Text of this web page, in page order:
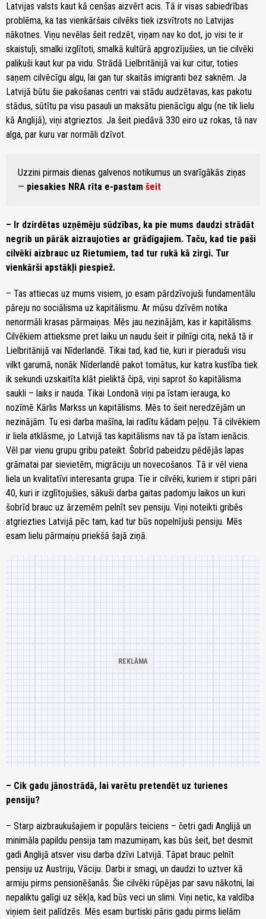
Latvijas valsts kaut kā cenšas aizvērt acis. Tā ir visas sabiedrības
problēma, ka tas vienkāršais cilvēks tiek izsvītrots no Latvijas
nākotnes. Viņu nevēlas šeit redzēt, viņam nav ko dot, jo visi te ir
skaistuļi, smalki izglītoti, smalkā kultūrā apgrozījušies, un tie cilvēki
palikuši kaut kur pa vidu. Strādā Lielbritānijā vai kur citur, toties
saņem cilvēcīgu algu, lai gan tur skaitās imigranti bez saknēm. Ja
Latvijā būtu šie pakošanas centri vai stādu audzētavas, kas pakotu
stādus, sūtītu pa visu pasauli un maksātu pienācīgu algu (ne tik lielu
kā Anglijā), viņi atgrieztos. Ja šeit piedāvā 330 eiro uz rokas, tā nav
alga, par kuru var normāli dzīvot.
Uzzini pirmais dienas galvenos notikumus un svarīgākās ziņas
— piesakies NRA rīta e-pastam šeit
– Ir dzirdētas uzņēmēju sūdzības, ka pie mums daudzi strādāt
negrib un pārāk aizraujoties ar grādīgajiem. Taču, kad tie paši
cilvēki aizbrauc uz Rietumiem, tad tur rukā kā zirgi. Tur
vienkārši apstākļi piespiež.
– Tas attiecas uz mums visiem, jo esam pārdzīvojuši fundamentālu
pāreju no sociālisma uz kapitālismu. Ar mūsu dzīvēm notika
nenormāli krasas pārmaiņas. Mēs jau nezinājām, kas ir kapitālisms.
Cilvēkiem attieksme pret laiku un naudu šeit ir pilnīgi cita, nekā tā ir
Lielbritānijā vai Nīderlandē. Tikai tad, kad tie, kuri ir pieraduši visu
vilkt garumā, nonāk Nīderlandē pakot tomātus, kur katra kustība tiek
ik sekundi uzskaitīta klāt pieliktā čipā, viņi saprot šo kapitālisma
saukli – laiks ir nauda. Tikai Londonā viņi pa īstam ierauga, ko
nozīmē Kārlis Markss un kapitālisms. Mēs to šeit neredzējām un
nezinājām. Tu esi darba mašīna, lai radītu kādam peļņu. Tā cilvēkiem
ir liela atklāsme, jo Latvijā tas kapitālisms nav tā pa īstam ienācis.
Vēl par vienu grupu gribu pateikt. Šobrīd pabeidzu pēdējās lapas
grāmatai par sievietēm, migrāciju un novecošanos. Tā ir vēl viena
liela un kvalitatīvi interesanta grupa. Tie ir cilvēki, kuriem ir stipri pāri
40, kuri ir izglītojušies, sākuši darba gaitas padomju laikos un kuri
šobrīd brauc uz ārzemēm pelnīt sev pensiju. Viņi noteikti gribēs
atgriezties Latvijā pēc tam, kad tur būs nopelnījuši pensiju. Mēs
esam lielu pārmaiņu priekšā šajā ziņā.
– Cik gadu jānostrādā, lai varētu pretendēt uz turienes
pensiju?
– Starp aizbraukušajiem ir populārs teiciens – četri gadi Anglijā un
minimāla papildu pensija tam mazumiņam, kas būs šeit, bet desmit
gadi Anglijā atsver visu darba dzīvi Latvijā. Tāpat brauc pelnīt
pensiju uz Austriju, Vāciju. Darbi ir smagi, un daudzi to uztver kā
armiju pirms pensionēšanās. Šie cilvēki rūpējas par savu nākotni, lai
nepaliktu galīgi uz sēkļa, kad būs veci un slimi. Viņi netic, ka valdība
viņiem šeit palīdzēs. Mēs esam burtiski pāris gadu pirms lielām